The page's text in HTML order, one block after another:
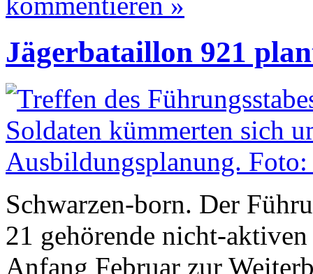
Jägerbataillon 921
Schwarzen-born. Der
21 gehörende nicht-
Anfang Februar zur